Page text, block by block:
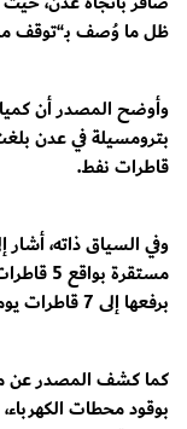
ظل ما وُصف بـ“توقف
وأوضح المصدر أن
قاطرات نفط.
وفي السياق ذاته،
مستقرة
برفعها إلى 7 قاطرات يومياً خلال الفترة المقبلة.
كما كشف المصدر عن
بوقود محطات